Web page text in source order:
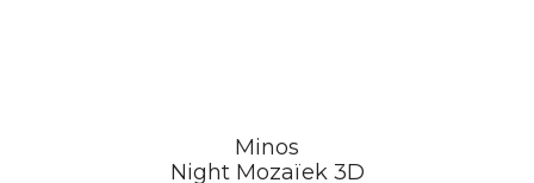
Minos
Night Mozaïek 3D